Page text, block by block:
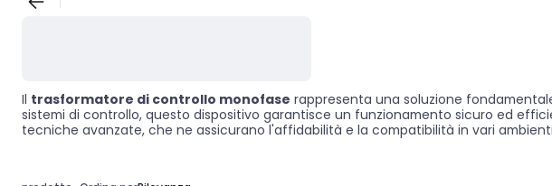
Il trasformatore di controllo monofase rappresenta una soluzione
sistemi di controllo, questo dispositivo garantisce un funzionamento sicuro ed
tecniche avanzate, che ne assicurano l'affidabilità e la compatibilità in vari